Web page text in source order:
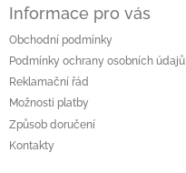
Informace pro vás
Obchodní podmínky
Podmínky ochrany osobních údajů
Reklamační řád
Možnosti platby
Způsob doručení
Kontakty